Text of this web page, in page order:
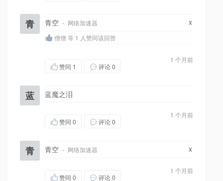
青 青空 · 网络加速器 x
僧僧 等 1 人赞同该回答
1 个月前
赞同 1 评论 0
蓝 蓝魔之泪
1 个月前
赞同 0 评论 0
青 青空 · 网络加速器 x
1 个月前
赞同 0 评论 0